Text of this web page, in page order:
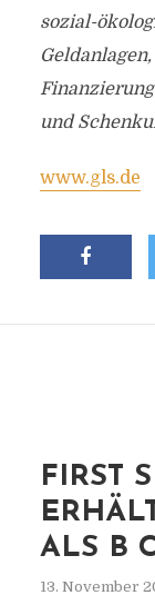
sozial-
und
www.gls.de
FIRST
ALS B
13. November